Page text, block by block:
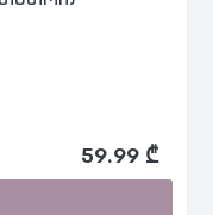
59.99 ₾